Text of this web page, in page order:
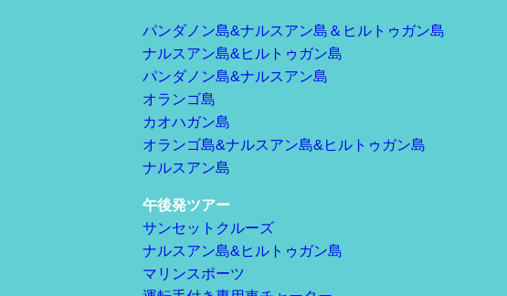
パンダノン島&ナルスアン島＆ヒルトゥガン島
ナルスアン島&ヒルトゥガン島
パンダノン島&ナルスアン島
オランゴ島
カオハガン島
オランゴ島&ナルスアン島&ヒルトゥガン島
ナルスアン島
午後発ツアー
サンセットクルーズ
ナルスアン島&ヒルトゥガン島
マリンスポーツ